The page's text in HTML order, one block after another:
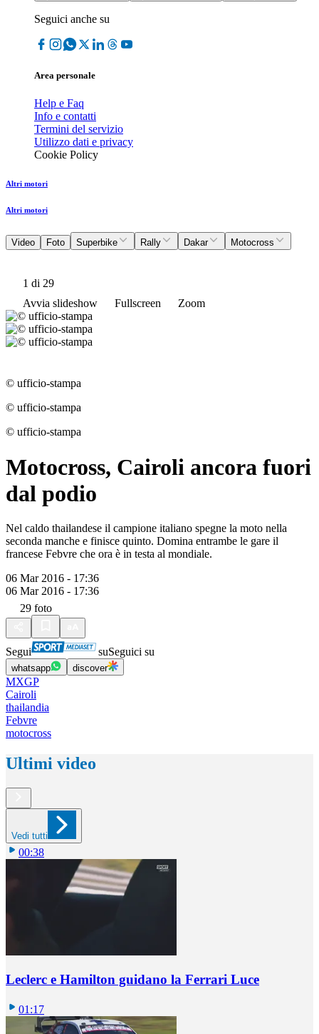
Seguici anche su
Area personale
Help e Faq
Info e contatti
Termini del servizio
Utilizzo dati e privacy
Cookie Policy
Altri motori
Altri motori
Video Foto Superbike Rally Dakar Motocross
1 di 29
Avvia slideshow
Fullscreen Zoom
© ufficio-stampa
© ufficio-stampa
© ufficio-stampa
Motocross, Cairoli ancora fuori
dal podio
Nel caldo thailandese il campione italiano spegne la moto nella
seconda manche e finisce quinto. Domina entrambe le gare il
francese Febvre che ora è in testa al mondiale.
06 Mar 2016 - 17:36
06 Mar 2016 - 17:36
29 foto
Segui suSeguici su
whatsapp discover
MXGP
Cairoli
thailandia
Febvre
motocross
Ultimi video
Vedi tutti
00:38
Leclerc e Hamilton guidano la Ferrari Luce
01:17